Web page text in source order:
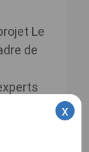
Le
de
x